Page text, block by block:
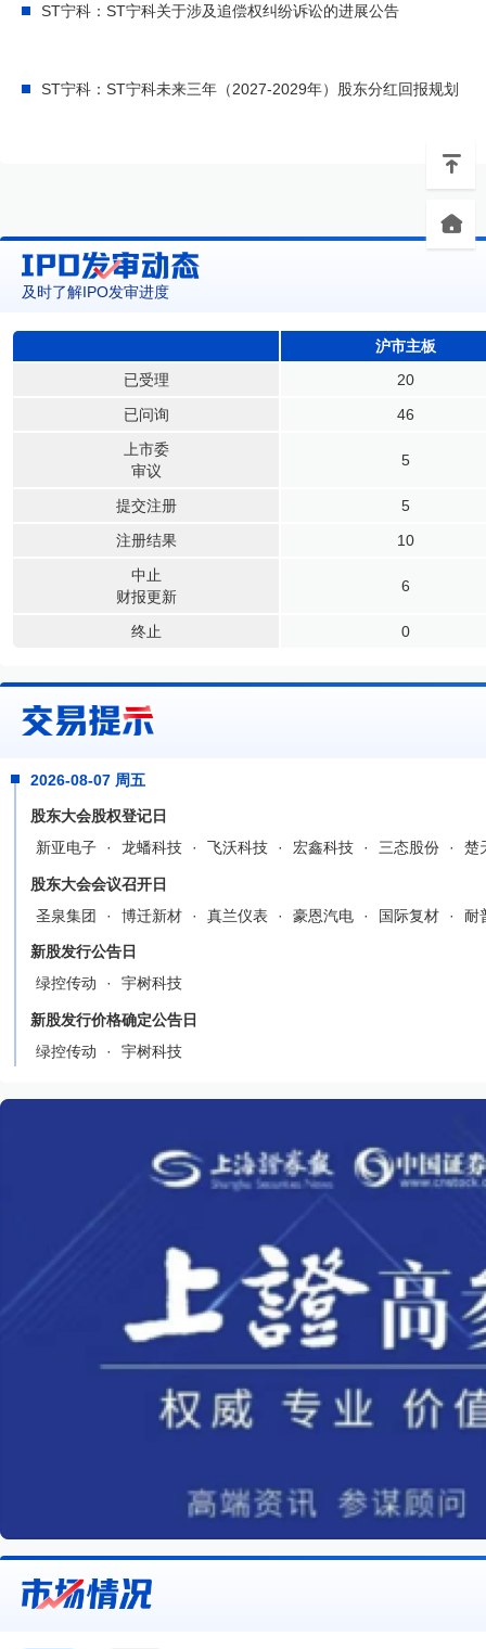
ST宁科：ST宁科关于涉及追偿权纠纷诉讼的进展公告
ST宁科：ST宁科未来三年（2027-2029年）股东分红回报规划
及时了解IPO发审进度
沪市主板
已受理
20
已问询
46
上市委
审议
5
提交注册
5
注册结果
10
中止
财报更新
6
终止 0
2026-08-07 周五
股东大会股权登记日
新亚电子
· 龙蟠科技 · 飞沃科技 · 宏鑫科技 · 三态股份 · 楚
股东大会会议召开日
圣泉集团
· 博迁新材 · 真兰仪表 · 豪恩汽电 · 国际复材 · 耐
新股发行公告日
绿控传动
· 宇树科技
新股发行价格确定公告日
绿控传动
· 宇树科技